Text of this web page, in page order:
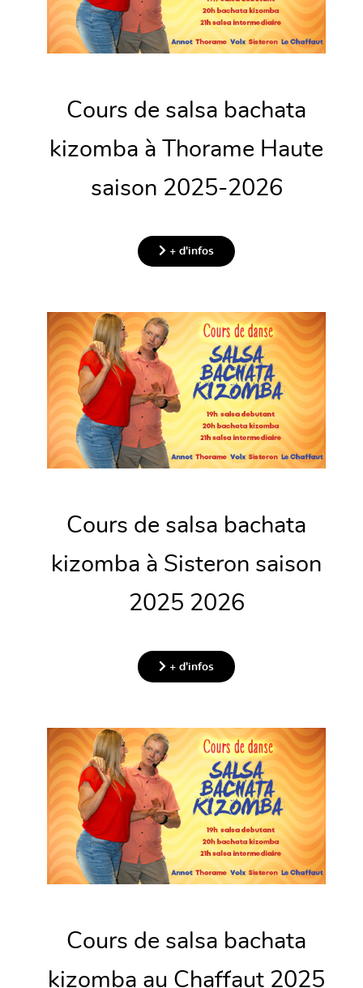
Cours de salsa bachata
kizomba à Thorame Haute
saison 2025-2026
+ d'infos
Cours de salsa bachata
kizomba à Sisteron saison
2025 2026
+ d'infos
Cours de salsa bachata
kizomba au Chaffaut 2025